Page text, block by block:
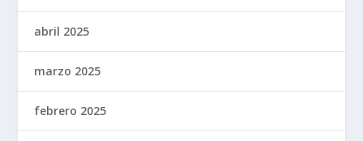
abril 2025
marzo 2025
febrero 2025